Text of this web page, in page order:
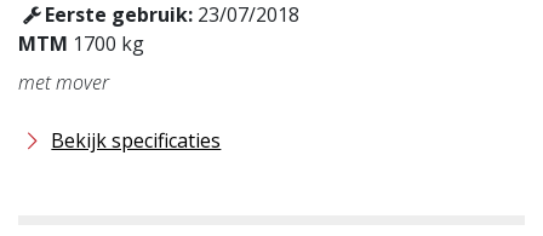
Eerste gebruik: 23/07/2018
MTM 1700 kg
met mover
Bekijk specificaties